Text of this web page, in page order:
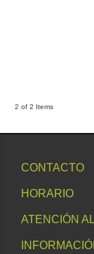
2 of 2 Items
CONTACTO
HORARIO
ATENCIÓN